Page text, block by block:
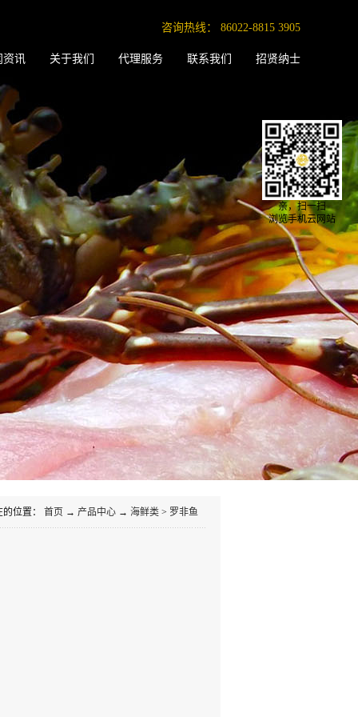
咨询热线： 86022-8815 3905
资讯 关于我们 代理服务 联系我们 招贤纳士
位置： 首页 → 产品中心 → 海鲜类 > 罗非鱼
亲，扫一扫
浏览手机云网站